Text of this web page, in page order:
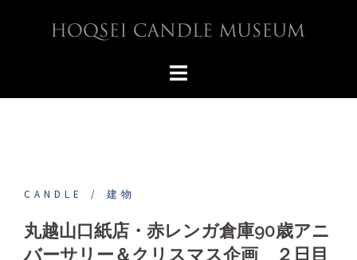
へ
CANDLE 建物
丸越山口紙店・赤レンガ倉庫90歳アニ
バーサリー＆クリスマス企画 ２日目